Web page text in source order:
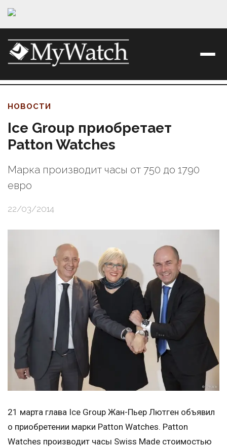
НОВОСТИ
Ice Group приобретает
Patton Watches
Марка производит часы от 750 до 1790
евро
22/03/2014
21 марта глава Ice Group Жан-Пьер Лютген объявил
о приобретении марки Patton Watches. Patton
Watches производит часы Swiss Made стоимостью